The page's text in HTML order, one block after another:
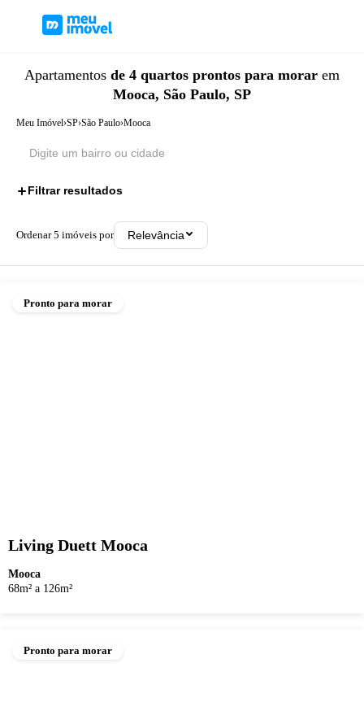
Apartamentos de 4 quartos prontos para morar em
Mooca, São Paulo, SP
Meu Imóvel›SP›São Paulo›Mooca
Filtrar resultados
Ordenar5 imóveis por Relevância
Pronto para morar
Living Duett Mooca
Mooca
68m² a 126m²
Pronto para morar